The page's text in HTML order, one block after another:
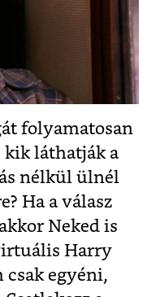
folyamatosan
kik láthatják a
nélkül ülnél
Ha a válasz
Neked is
Harry
csak egyéni,